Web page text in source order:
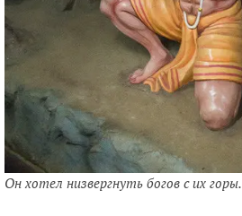
Он хотел низвергнуть богов с их горы.